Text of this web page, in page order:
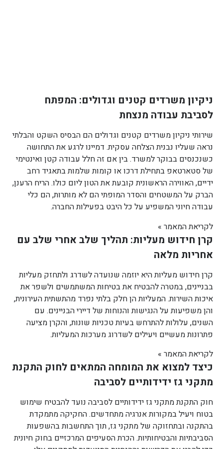
ניקיון משרדים קטנים וגדולים: המפתח
לסביבת עבודה מנצחת
שירותי ניקיון משרדים קטנים וגדולים הם הבסיס השקט והבלתי
נראה שעליו נבנית הצלחה עסקית. דמיינו לרגע את התחושה
כשנכנסים בבוקר למשרד. בין אם זה חלל עבודה קטן ואינטימי
של סטארטאפ בתחילת דרכו או קומות שלמות בתאגיד רחב
ידיים, האווירה הראשונית קובעת את הטון ליום כולו. הריח הרענן,
הברק על המשטחים והסדר המופתי הם לא מותרות, הם כלי
עבודה חיוני המשפיע על כל היבט בפעילות החברה.
לקריאת המאמר »
קרן חידוש מעליות: תהליך שלב אחרי שלב עם
אחריות מלאה
קרן חידוש מעליות היא יוזמה שנועדה לשדרג ולתחזק מעליות
בבניינים, במטרה להבטיח את בטיחות המשתמשים ולשפר את
איכות השירות. המעליות הן חלק בלתי נפרד מהתשתית העירונית,
והן משפיעות על הנגישות והנוחות של דיירי הבניינים. עם
השנים, עלולות להתרחש בעיות טכניות שונות, והקרן מציעה
פתרונות מעשיים ויעילים לשדרוג מערכות המעליות.
לקריאת המאמר »
כיצד למצוא את המומחה המתאים לחוק התקנת
מתקני גז ידידותיים לסביבה
חוק התקנת מתקני גז ידידותיים לסביבה נועד להבטיח שימוש
בטוח ויעיל במקורות אנרגיה מתחדשים. החקיקה מתמקדת
בהתקנה ובתחזוקה של מתקני גז, תוך התחשבות בהשפעות
הסביבתיות והבטיחותיות. הכרת הסעיפים המרכזיים בחוק חיונית